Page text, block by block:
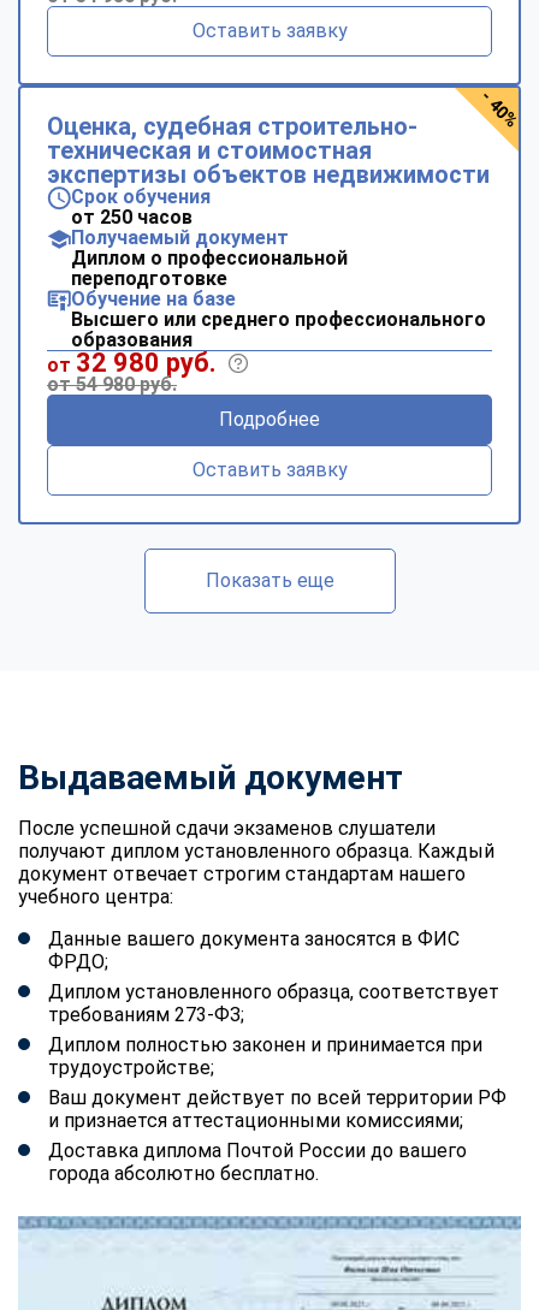
Оставить заявку
Оценка, судебная строительно-
техническая и стоимостная
экспертизы объектов недвижимости
Срок обучения
от 250 часов
Получаемый документ
Диплом о профессиональной
переподготовке
Обучение на базе
Высшего или среднего профессионального
образования
от 32 980 руб.
от 54 980 руб.
Подробнее
Оставить заявку
- 40%
Показать еще
Выдаваемый документ
После успешной сдачи экзаменов слушатели
получают диплом установленного образца. Каждый
документ отвечает строгим стандартам нашего
учебного центра:
Данные вашего документа заносятся в ФИС
ФРДО;
Диплом установленного образца, соответствует
требованиям 273-ФЗ;
Диплом полностью законен и принимается при
трудоустройстве;
Ваш документ действует по всей территории РФ
и признается аттестационными комиссиями;
Доставка диплома Почтой России до вашего
города абсолютно бесплатно.